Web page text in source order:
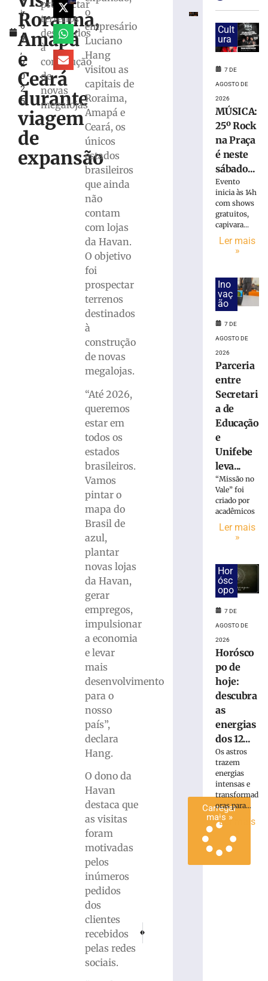
ir
o
9
,
2
0
2
5
Roraima,
Amapá
e
Ceará
durante
viagem
de
expansão
prospectar
terrenos
destinados
à
construção
de
novas
megalojas
o
empresário
Luciano
Hang
visitou as
capitais de
Roraima,
Amapá e
Ceará, os
únicos
estados
brasileiros
que ainda
não
contam
com lojas
da Havan.
O objetivo
foi
prospectar
terrenos
destinados
à
construção
de novas
megalojas.
“Até 2026,
queremos
estar em
todos os
estados
brasileiros.
Vamos
pintar o
mapa do
Brasil de
azul,
plantar
novas lojas
da Havan,
gerar
empregos,
impulsionar
a economia
e levar
mais
desenvolvimento
para o
nosso
país”,
declara
Hang.
O dono da
Havan
destaca que
as visitas
foram
motivadas
pelos
inúmeros
pedidos
dos
clientes
recebidos
pelas redes
sociais.
altera
o
trânsito
interdição
parcial
Centro
Brusque
empresa
construir
barragem
Botuverá
milhões
confirma
segundo
tornado
pouco
semana
Carregar
mais »
Cult
ura
7 DE
AGOSTO DE
2026
MÚSICA:
25º Rock
na Praça
é neste
sábado...
Evento
inicia às 14h
com shows
gratuitos,
capivara...
Ler mais
»
Ino
vaç
ão
7 DE
AGOSTO DE
2026
Parceria
entre
Secretari
a de
Educação
e
Unifebe
leva...
“Missão no
Vale” foi
criado por
acadêmicos
Ler mais
»
Hor
ósc
opo
7 DE
AGOSTO DE
2026
Horósco
po de
hoje:
descubra
as
energias
dos 12...
Os astros
trazem
energias
intensas e
transformad
oras para...
Ler mais